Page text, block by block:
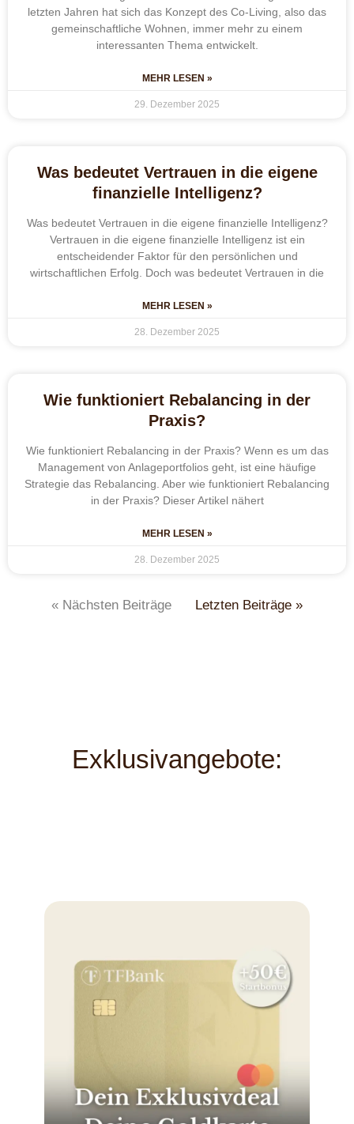
letzten Jahren hat sich das Konzept des Co-Living, also das
gemeinschaftliche Wohnen, immer mehr zu einem
interessanten Thema entwickelt.
MEHR LESEN »
29. Dezember 2025
Was bedeutet Vertrauen in die eigene
finanzielle Intelligenz?
Was bedeutet Vertrauen in die eigene finanzielle Intelligenz?
Vertrauen in die eigene finanzielle Intelligenz ist ein
entscheidender Faktor für den persönlichen und
wirtschaftlichen Erfolg. Doch was bedeutet Vertrauen in die
MEHR LESEN »
28. Dezember 2025
Wie funktioniert Rebalancing in der
Praxis?
Wie funktioniert Rebalancing in der Praxis? Wenn es um das
Management von Anlageportfolios geht, ist eine häufige
Strategie das Rebalancing. Aber wie funktioniert Rebalancing
in der Praxis? Dieser Artikel nähert
MEHR LESEN »
28. Dezember 2025
« Nächsten Beiträge Letzten Beiträge »
Exklusivangebote: